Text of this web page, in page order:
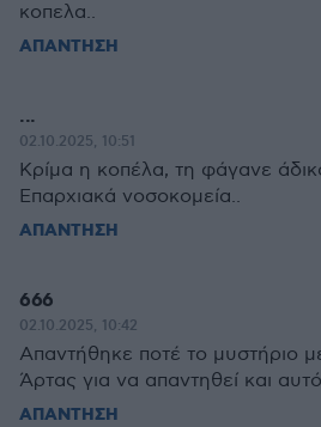
κοπελα..
ΑΠΑΝΤΗΣΗ
...
02.10.2025, 10:51
Κρίμα η κοπέλα, τη φάγανε
Επαρχιακά νοσοκομεία..
ΑΠΑΝΤΗΣΗ
666
02.10.2025, 10:42
Απαντήθηκε ποτέ το μυστήριο
Άρτας για να απαντηθεί και
ΑΠΑΝΤΗΣΗ